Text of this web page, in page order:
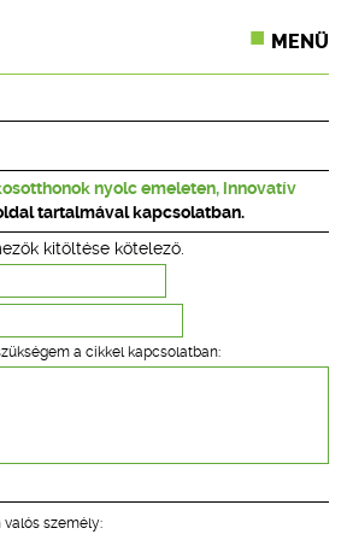
MENÜ
TERMÉKKIÍRÁS
JOG
KÉPZÉSEK
SEGÉDLETEK
nyolc emeleten, innovatív
tartalmával kapcsolatban.
kitöltése kötelező.
a cikkel kapcsolatban:
valós személy: